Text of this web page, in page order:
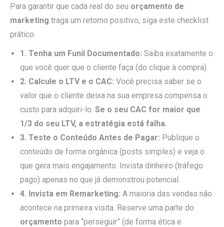
Para garantir que cada real do seu orçamento de
marketing traga um retorno positivo, siga este checklist
prático:
1. Tenha um Funil Documentado: Saiba exatamente o
que você quer que o cliente faça (do clique à compra).
2. Calcule o LTV e o CAC: Você precisa saber se o
valor que o cliente deixa na sua empresa compensa o
custo para adquiri-lo. Se o seu CAC for maior que
1/3 do seu LTV, a estratégia está falha.
3. Teste o Conteúdo Antes de Pagar: Publique o
conteúdo de forma orgânica (posts simples) e veja o
que gera mais engajamento. Invista dinheiro (tráfego
pago) apenas no que já demonstrou potencial.
4. Invista em Remarketing: A maioria das vendas não
acontece na primeira visita. Reserve uma parte do
orçamento para “perseguir” (de forma ética e